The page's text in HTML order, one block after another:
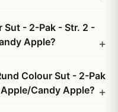
Sut - 2-Pak - Str. 2 -
Apple?
Colour Sut - 2-Pak
Candy Apple?